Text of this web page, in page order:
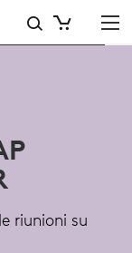
riunioni su